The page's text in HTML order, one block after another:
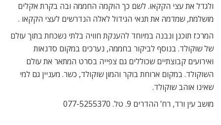
ולגדל את עצי הקקאו. לשם כך הוקמה החממה ובה בקרת אקלים
מושלמת, שמדמה את תנאי הגידול לאלה הנדרשים לעצי הקקאו .
המרכז תוכנן ונבנה במיוחד להענקת חוויה בלתי נשכחת בתוך עולם
של שוקולד. בנוסף לביקור בחממה, נערכים במקום סדנאות
ואירועים קבוצתיים שכוללים גם צפייה בסרט המתאר את עולם
השוקולד. במקום ארוחת בוקר והמון שוקולד, כשר. מעניין גם למי
שאינו אוהב שוקולד.
מושב עין ורד, רח’ ההדרים 9. טל. 077-5255370